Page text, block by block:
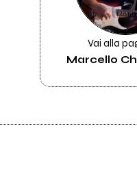
Vai alla
Marcello